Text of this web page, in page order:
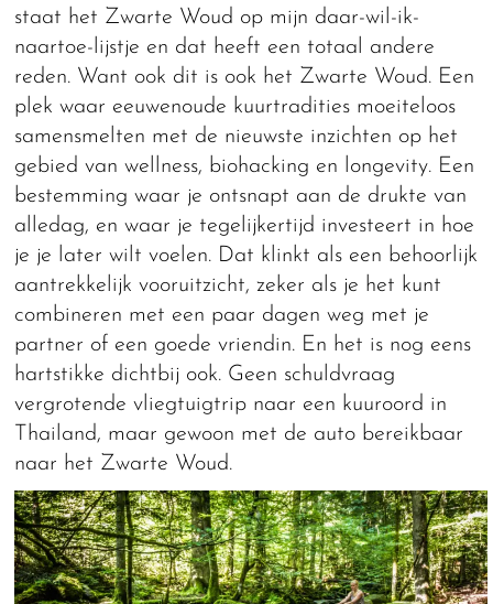
staat het Zwarte Woud op mijn daar-wil-ik-
naartoe-lijstje en dat heeft een totaal andere
reden. Want ook dit is ook het Zwarte Woud. Een
plek waar eeuwenoude kuurtradities moeiteloos
samensmelten met de nieuwste inzichten op het
gebied van wellness, biohacking en longevity. Een
bestemming waar je ontsnapt aan de drukte van
alledag, en waar je tegelijkertijd investeert in hoe
je je later wilt voelen. Dat klinkt als een behoorlijk
aantrekkelijk vooruitzicht, zeker als je het kunt
combineren met een paar dagen weg met je
partner of een goede vriendin. En het is nog eens
hartstikke dichtbij ook. Geen schuldvraag
vergrotende vliegtuigtrip naar een kuuroord in
Thailand, maar gewoon met de auto bereikbaar
naar het Zwarte Woud.